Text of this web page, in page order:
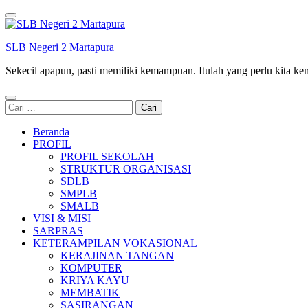
Lompat
ke
(Tekan
SLB Negeri 2 Martapura
Sekecil apapun, pasti memiliki kemampuan. Itulah yang perlu kita
Cari
untuk:
Beranda
PROFIL
PROFIL SEKOLAH
STRUKTUR ORGANISASI
SDLB
SMPLB
SMALB
VISI & MISI
SARPRAS
KETERAMPILAN VOKASIONAL
KERAJINAN TANGAN
KOMPUTER
KRIYA KAYU
MEMBATIK
SASIRANGAN